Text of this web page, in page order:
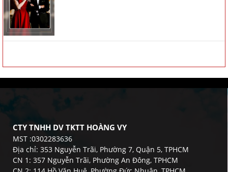
CTY TNHH DV TKTT HOÀNG VY
MST :0302283636
Địa chỉ: 353 Nguyễn Trãi, Phường 7, Quận 5, TPHCM
CN 1: 357 Nguyễn Trãi, Phường An Đông, TPHCM